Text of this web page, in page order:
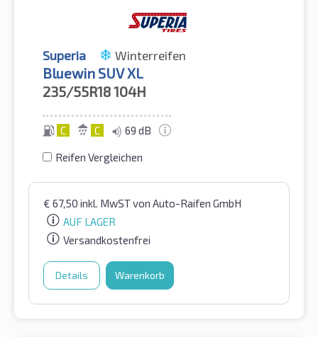
Superia Winterreifen
Bluewin SUV XL
235/55R18104H
C C 69 dB
Reifen Vergleichen
€ 67,50 inkl. MwSTvon Auto-Raifen GmbH
AUF LAGER
Versandkostenfrei
Details Warenkorb